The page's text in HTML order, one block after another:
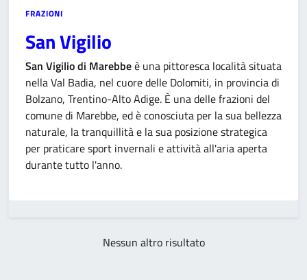
FRAZIONI
San Vigilio
San Vigilio di Marebbeè una pittoresca località situata
nella Val Badia, nel cuore delle Dolomiti, in provincia di
Bolzano, Trentino-Alto Adige. È una delle frazioni del
comune di Marebbe, ed è conosciuta per la sua bellezza
naturale, la tranquillità e la sua posizione strategica
per praticare sport invernali e attività all'aria aperta
durante tutto l'anno.
Nessun altro risultato